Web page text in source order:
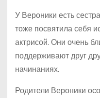
У Вероники есть
тоже посвятила себя
актрисой. Они очень
поддерживают друг
начинаниях.
Родители Вероники